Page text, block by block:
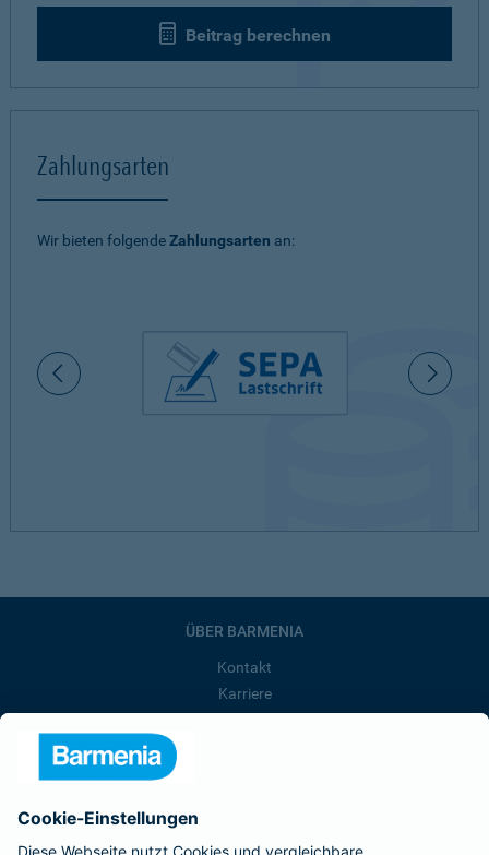
Beitrag berechnen
Zahlungsarten
Wir bieten folgendeZahlungsarten an:
ÜBER BARMENIA
Kontakt
Karriere
Presse
Barmenia ist Teil der BarmeniaGothaer